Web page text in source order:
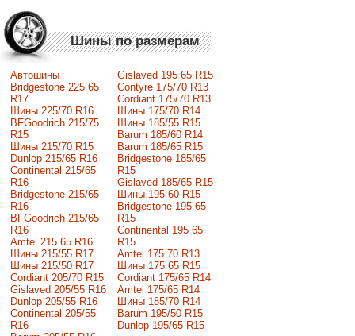
Шины по размерам
Автошины
Bridgestone 225 65
R17
Шины 225/70 R16
BFGoodrich 215/75
R15
Шины 215/70 R15
Dunlop 215/65 R16
Continental 215/65
R16
Bridgestone 215/65
R16
BFGoodrich 215/65
R16
Amtel 215 65 R16
Шины 215/55 R17
Шины 215/50 R17
Сordiant 205/70 R15
Gislaved 205/55 R16
Dunlop 205/55 R16
Continental 205/55
R16
Gislaved 195 65 R15
Contyre 175/70 R13
Cordiant 175/70 R13
Шины 175/70 R14
Шины 185/55 R15
Barum 185/60 R14
Barum 185/65 R15
Bridgestone 185/65
R15
Gislaved 185/65 R15
Шины 195 60 R15
Bridgestone 195 65
R15
Continental 195 65
R15
Amtel 175 70 R13
Шины 175 65 R15
Cordiant 175/65 R14
Amtel 175/65 R14
Шины 185/70 R14
Barum 195/50 R15
Dunlop 195/65 R15